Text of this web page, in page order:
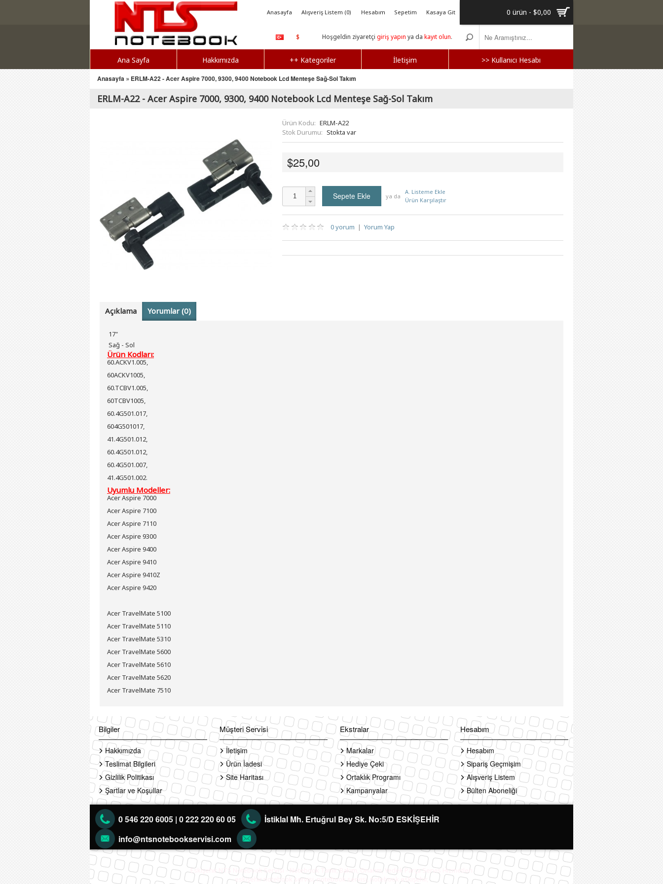
Anasayfa Alışveriş Listem (0) Hesabım Sepetim Kasaya Git 0 ürün - $0,00
$ Hoşgeldin ziyaretçi giriş yapın ya da kayıt olun.
Ana Sayfa Hakkımızda ++ Kategoriler İletişim >> Kullanıcı Hesabı
Anasayfa » ERLM-A22 - Acer Aspire 7000, 9300, 9400 Notebook Lcd Menteşe Sağ-Sol Takım
ERLM-A22 - Acer Aspire 7000, 9300, 9400 Notebook Lcd Menteşe Sağ-Sol Takım
Ürün Kodu: ERLM-A22
Stok Durumu: Stokta var
$25,00
ya da
A. Listeme Ekle
Ürün Karşılaştır
0 yorum | Yorum Yap
Açıklama Yorumlar (0)
17"
Sağ - Sol
Ürün Kodları:
60.ACKV1.005,
60ACKV1005,
60.TCBV1.005,
60TCBV1005,
60.4G501.017,
604G501017,
41.4G501.012,
60.4G501.012,
60.4G501.007,
41.4G501.002.
Uyumlu Modeller:
Acer Aspire 7000
Acer Aspire 7100
Acer Aspire 7110
Acer Aspire 9300
Acer Aspire 9400
Acer Aspire 9410
Acer Aspire 9410Z
Acer Aspire 9420
Acer TravelMate 5100
Acer TravelMate 5110
Acer TravelMate 5310
Acer TravelMate 5600
Acer TravelMate 5610
Acer TravelMate 5620
Acer TravelMate 7510
Bilgiler
Hakkımızda
Teslimat Bilgileri
Gizlilik Politikası
Şartlar ve Koşullar
Müşteri Servisi
İletişim
Ürün İadesi
Site Haritası
Ekstralar
Markalar
Hediye Çeki
Ortaklık Programı
Kampanyalar
Hesabım
Hesabım
Sipariş Geçmişim
Alışveriş Listem
Bülten Aboneliği
0 546 220 6005 | 0 222 220 60 05
İstiklal Mh. Ertuğrul Bey Sk. No:5/D ESKİŞEHİR
info@ntsnotebookservisi.com
Eskişehir NTS Notebook Servisi - Notebook Tamir, Bakım, Onarım, Yedek Parça Servis Hizmetleri
eskişehir notebook servisi, notebook servisi, notebook eskişehir,